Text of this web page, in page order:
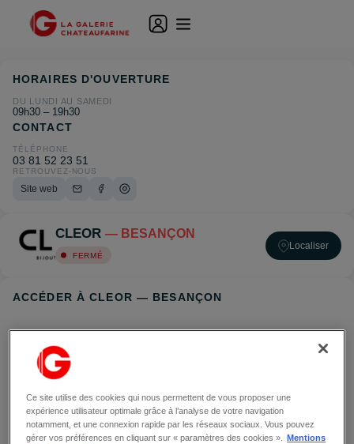
CLEOR — BESANÇON
FERMÉ
Localiser
ACCÉDER À CLEOR — BESANÇON
HORAIRES D'OUVERTURE
DU LUNDI AU SAMEDI
09h30 – 19h30
CONTACT
TÉLÉPHONE
03 81 52 23 51
RETROUVEZ-NOUS
Site web
Ce site utilise des cookies qui nous permettent de vous proposer une
expérience utilisateur optimale grâce à l’analyse de votre navigation
notamment, et une connexion rapide par les réseaux sociaux. Vous pouvez
gérer vos préférences en cliquant sur « paramètres des cookies ».
Mentions